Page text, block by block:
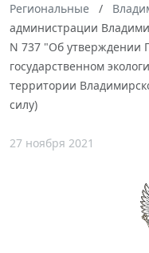
Региональные
администрации
N 737 "Об утверждении
государственном
территории
силу)
27 ноября 2021